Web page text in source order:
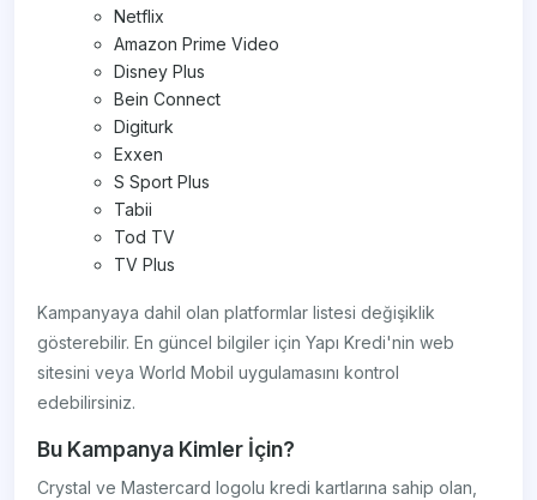
Netflix
Amazon Prime Video
Disney Plus
Bein Connect
Digiturk
Exxen
S Sport Plus
Tabii
Tod TV
TV Plus
Kampanyaya dahil olan platformlar listesi değişiklik
gösterebilir. En güncel bilgiler için Yapı Kredi'nin web
sitesini veya World Mobil uygulamasını kontrol
edebilirsiniz.
Bu Kampanya Kimler İçin?
Crystal ve Mastercard logolu kredi kartlarına sahip olan,